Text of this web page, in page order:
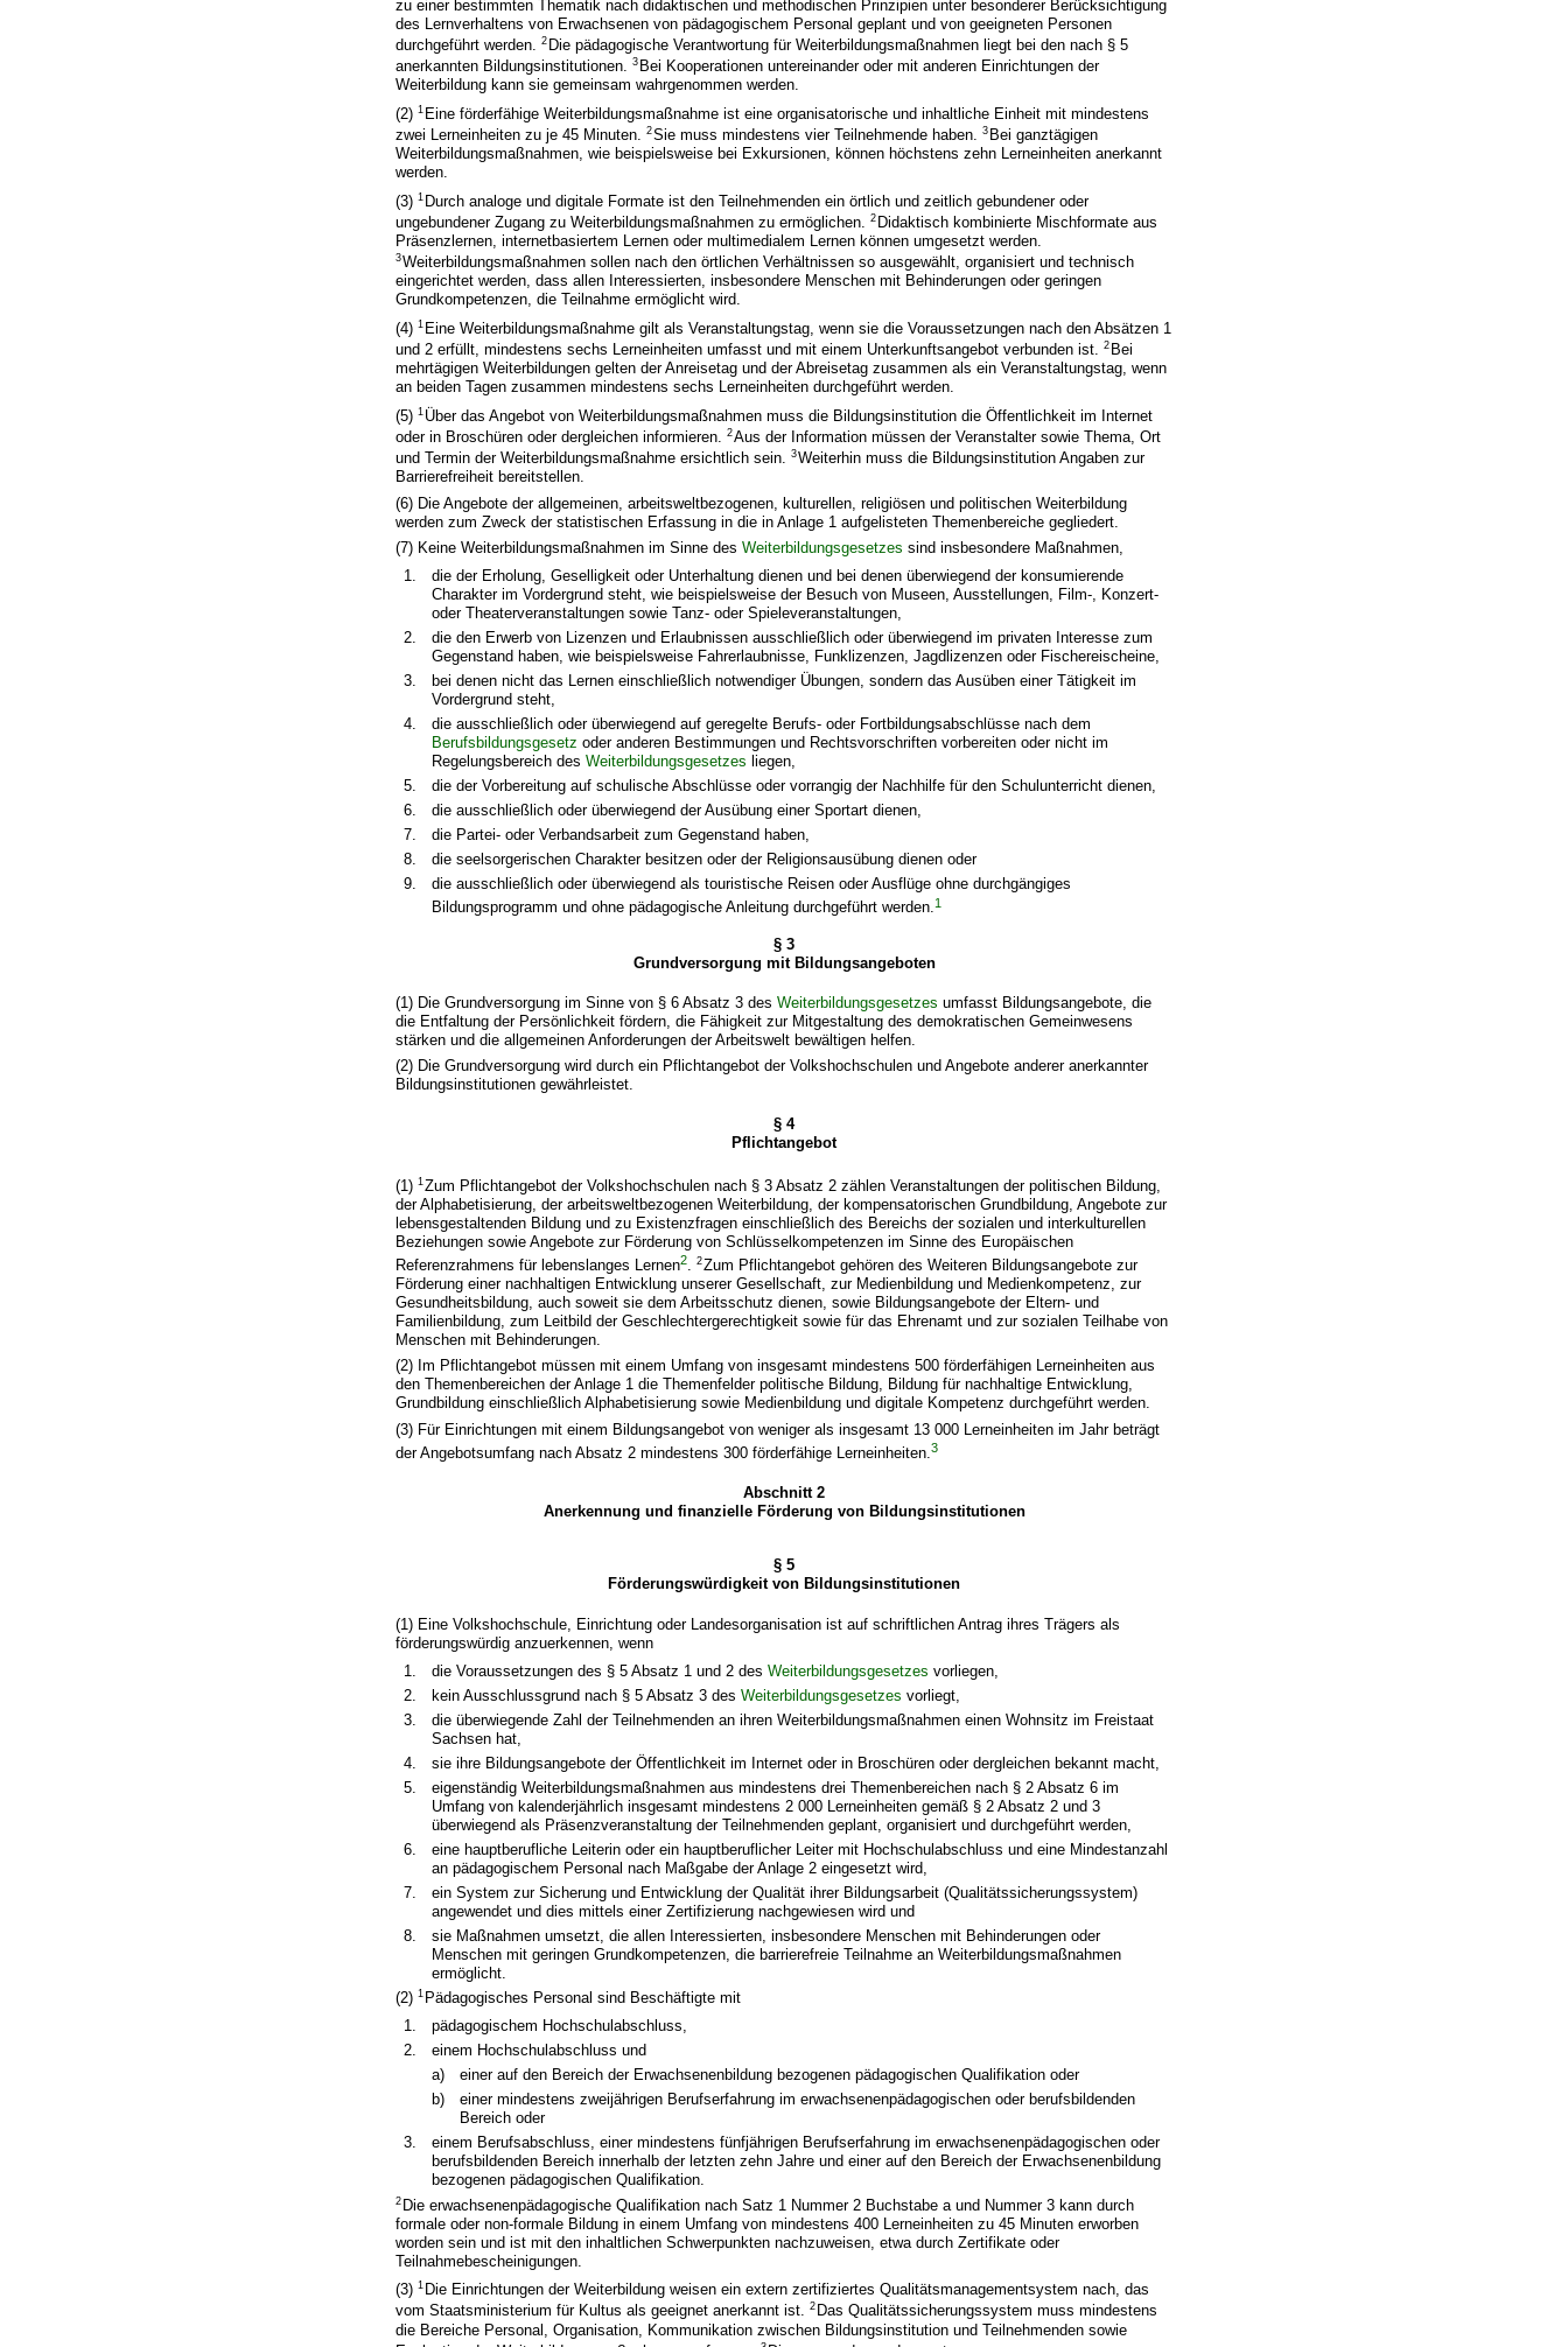
zu einer bestimmten Thematik nach didaktischen und methodischen Prinzipien unter besonderer Berücksichtigung
des Lernverhaltens von Erwachsenen von pädagogischem Personal geplant und von geeigneten Personen
durchgeführt werden.2 Die pädagogische Verantwortung für Weiterbildungsmaßnahmen liegt bei den nach § 5
anerkannten Bildungsinstitutionen.3 Bei Kooperationen untereinander oder mit anderen Einrichtungen der
Weiterbildung kann sie gemeinsam wahrgenommen werden.
(2)1 Eine förderfähige Weiterbildungsmaßnahme ist eine organisatorische und inhaltliche Einheit mit mindestens
zwei Lerneinheiten zu je 45 Minuten.2Sie muss mindestens vier Teilnehmende haben.3 Bei ganztägigen
Weiterbildungsmaßnahmen, wie beispielsweise bei Exkursionen, können höchstens zehn Lerneinheiten anerkannt
werden.
(3)1 Durch analoge und digitale Formate ist den Teilnehmenden ein örtlich und zeitlich gebundener oder
ungebundener Zugang zu Weiterbildungsmaßnahmen zu ermöglichen.2 Didaktisch kombinierte Mischformate aus
Präsenzlernen, internetbasiertem Lernen oder multimedialem Lernen können umgesetzt werden.
3Weiterbildungsmaßnahmen sollen nach den örtlichen Verhältnissen so ausgewählt, organisiert und technisch
eingerichtet werden, dass allen Interessierten, insbesondere Menschen mit Behinderungen oder geringen
Grundkompetenzen, die Teilnahme ermöglicht wird.
(4)1 Eine Weiterbildungsmaßnahme gilt als Veranstaltungstag, wenn sie die Voraussetzungen nach den Absätzen 1
und 2 erfüllt, mindestens sechs Lerneinheiten umfasst und mit einem Unterkunftsangebot verbunden ist.2 Bei
mehrtägigen Weiterbildungen gelten der Anreisetag und der Abreisetag zusammen als ein Veranstaltungstag, wenn
an beiden Tagen zusammen mindestens sechs Lerneinheiten durchgeführt werden.
(5)1 Über das Angebot von Weiterbildungsmaßnahmen muss die Bildungsinstitution die Öffentlichkeit im Internet
oder in Broschüren oder dergleichen informieren.2Aus der Information müssen der Veranstalter sowie Thema, Ort
und Termin der Weiterbildungsmaßnahme ersichtlich sein.3Weiterhin muss die Bildungsinstitution Angaben zur
Barrierefreiheit bereitstellen.
(6) Die Angebote der allgemeinen, arbeitsweltbezogenen, kulturellen, religiösen und politischen Weiterbildung
werden zum Zweck der statistischen Erfassung in die in Anlage 1 aufgelisteten Themenbereiche gegliedert.
(7) Keine Weiterbildungsmaßnahmen im Sinne desWeiterbildungsgesetzes sind insbesondere Maßnahmen,
1.
die der Erholung, Geselligkeit oder Unterhaltung dienen und bei denen überwiegend der konsumierende
Charakter im Vordergrund steht, wie beispielsweise der Besuch von Museen, Ausstellungen, Film-, Konzert-
oder Theaterveranstaltungen sowie Tanz- oder Spieleveranstaltungen,
2.
die den Erwerb von Lizenzen und Erlaubnissen ausschließlich oder überwiegend im privaten Interesse zum
Gegenstand haben, wie beispielsweise Fahrerlaubnisse, Funklizenzen, Jagdlizenzen oder Fischereischeine,
3.
bei denen nicht das Lernen einschließlich notwendiger Übungen, sondern das Ausüben einer Tätigkeit im
Vordergrund steht,
4.
die ausschließlich oder überwiegend auf geregelte Berufs- oder Fortbildungsabschlüsse nach dem
Berufsbildungsgesetz oder anderen Bestimmungen und Rechtsvorschriften vorbereiten oder nicht im
Regelungsbereich des Weiterbildungsgesetzes liegen,
5.
die der Vorbereitung auf schulische Abschlüsse oder vorrangig der Nachhilfe für den Schulunterricht dienen,
6.
die ausschließlich oder überwiegend der Ausübung einer Sportart dienen,
7.
die Partei- oder Verbandsarbeit zum Gegenstand haben,
8.
die seelsorgerischen Charakter besitzen oder der Religionsausübung dienen oder
9.
die ausschließlich oder überwiegend als touristische Reisen oder Ausflüge ohne durchgängiges
Bildungsprogramm und ohne pädagogische Anleitung durchgeführt werden.1
§ 3
Grundversorgung mit Bildungsangeboten
(1) Die Grundversorgung im Sinne von § 6 Absatz 3 desWeiterbildungsgesetzes umfasst Bildungsangebote, die
die Entfaltung der Persönlichkeit fördern, die Fähigkeit zur Mitgestaltung des demokratischen Gemeinwesens
stärken und die allgemeinen Anforderungen der Arbeitswelt bewältigen helfen.
(2) Die Grundversorgung wird durch ein Pflichtangebot der Volkshochschulen und Angebote anderer anerkannter
Bildungsinstitutionen gewährleistet.
§ 4
Pflichtangebot
(1)1 Zum Pflichtangebot der Volkshochschulen nach § 3 Absatz 2 zählen Veranstaltungen der politischen Bildung,
der Alphabetisierung, der arbeitsweltbezogenen Weiterbildung, der kompensatorischen Grundbildung, Angebote zur
lebensgestaltenden Bildung und zu Existenzfragen einschließlich des Bereichs der sozialen und interkulturellen
Beziehungen sowie Angebote zur Förderung von Schlüsselkompetenzen im Sinne des Europäischen
Referenzrahmens für lebenslanges Lernen2.2Zum Pflichtangebot gehören des Weiteren Bildungsangebote zur
Förderung einer nachhaltigen Entwicklung unserer Gesellschaft, zur Medienbildung und Medienkompetenz, zur
Gesundheitsbildung, auch soweit sie dem Arbeitsschutz dienen, sowie Bildungsangebote der Eltern- und
Familienbildung, zum Leitbild der Geschlechtergerechtigkeit sowie für das Ehrenamt und zur sozialen Teilhabe von
Menschen mit Behinderungen.
(2) Im Pflichtangebot müssen mit einem Umfang von insgesamt mindestens 500 förderfähigen Lerneinheiten aus
den Themenbereichen der Anlage 1 die Themenfelder politische Bildung, Bildung für nachhaltige Entwicklung,
Grundbildung einschließlich Alphabetisierung sowie Medienbildung und digitale Kompetenz durchgeführt werden.
(3) Für Einrichtungen mit einem Bildungsangebot von weniger als insgesamt 13 000 Lerneinheiten im Jahr beträgt
der Angebotsumfang nach Absatz 2 mindestens 300 förderfähige Lerneinheiten.3
Abschnitt 2
Anerkennung und finanzielle Förderung von Bildungsinstitutionen
§ 5
Förderungswürdigkeit von Bildungsinstitutionen
(1) Eine Volkshochschule, Einrichtung oder Landesorganisation ist auf schriftlichen Antrag ihres Trägers als
förderungswürdig anzuerkennen, wenn
1.
die Voraussetzungen des § 5 Absatz 1 und 2 des Weiterbildungsgesetzes vorliegen,
2.
kein Ausschlussgrund nach § 5 Absatz 3 des Weiterbildungsgesetzes vorliegt,
3.
die überwiegende Zahl der Teilnehmenden an ihren Weiterbildungsmaßnahmen einen Wohnsitz im Freistaat
Sachsen hat,
4.
sie ihre Bildungsangebote der Öffentlichkeit im Internet oder in Broschüren oder dergleichen bekannt macht,
5.
eigenständig Weiterbildungsmaßnahmen aus mindestens drei Themenbereichen nach § 2 Absatz 6 im
Umfang von kalenderjährlich insgesamt mindestens 2 000 Lerneinheiten gemäß § 2 Absatz 2 und 3
überwiegend als Präsenzveranstaltung der Teilnehmenden geplant, organisiert und durchgeführt werden,
6.
eine hauptberufliche Leiterin oder ein hauptberuflicher Leiter mit Hochschulabschluss und eine Mindestanzahl
an pädagogischem Personal nach Maßgabe der Anlage 2 eingesetzt wird,
7.
ein System zur Sicherung und Entwicklung der Qualität ihrer Bildungsarbeit (Qualitätssicherungssystem)
angewendet und dies mittels einer Zertifizierung nachgewiesen wird und
8.
sie Maßnahmen umsetzt, die allen Interessierten, insbesondere Menschen mit Behinderungen oder
Menschen mit geringen Grundkompetenzen, die barrierefreie Teilnahme an Weiterbildungsmaßnahmen
ermöglicht.
(2)1 Pädagogisches Personal sind Beschäftigte mit
1.
pädagogischem Hochschulabschluss,
2.
einem Hochschulabschluss und
a)
einer auf den Bereich der Erwachsenenbildung bezogenen pädagogischen Qualifikation oder
b)
einer mindestens zweijährigen Berufserfahrung im erwachsenenpädagogischen oder berufsbildenden
Bereich oder
3.
einem Berufsabschluss, einer mindestens fünfjährigen Berufserfahrung im erwachsenenpädagogischen oder
berufsbildenden Bereich innerhalb der letzten zehn Jahre und einer auf den Bereich der Erwachsenenbildung
bezogenen pädagogischen Qualifikation.
2 Die erwachsenenpädagogische Qualifikation nach Satz 1 Nummer 2 Buchstabe a und Nummer 3 kann durch
formale oder non-formale Bildung in einem Umfang von mindestens 400 Lerneinheiten zu 45 Minuten erworben
worden sein und ist mit den inhaltlichen Schwerpunkten nachzuweisen, etwa durch Zertifikate oder
Teilnahmebescheinigungen.
(3)1 Die Einrichtungen der Weiterbildung weisen ein extern zertifiziertes Qualitätsmanagementsystem nach, das
vom Staatsministerium für Kultus als geeignet anerkannt ist.2 Das Qualitätssicherungssystem muss mindestens
die Bereiche Personal, Organisation, Kommunikation zwischen Bildungsinstitution und Teilnehmenden sowie